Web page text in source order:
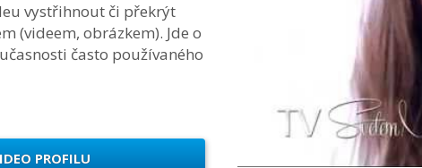
vystřihnout či překrýt
(videem, obrázkem). Jde o
často používaného
PROFILU